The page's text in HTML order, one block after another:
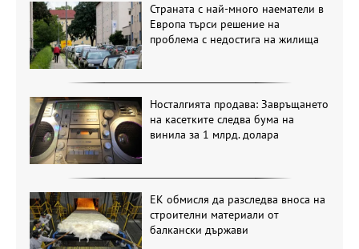
Страната с най-много наематели в
Европа търси решение на
проблема с недостига на жилища
Носталгията продава: Завръщането
на касетките следва бума на
винила за 1 млрд. долара
ЕК обмисля да разследва вноса на
строителни материали от
балкански държави